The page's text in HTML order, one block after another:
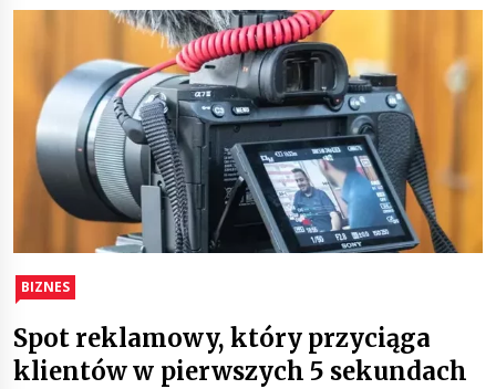
BIZNES
Spot reklamowy, który przyciąga
klientów w pierwszych 5 sekundach